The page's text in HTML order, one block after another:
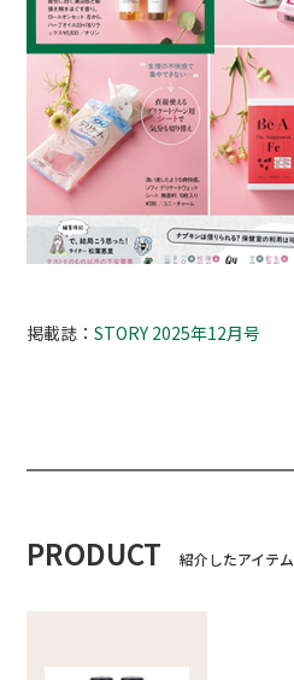
掲載誌：STORY 2025年12月号
PRODUCT 紹介したアイテム